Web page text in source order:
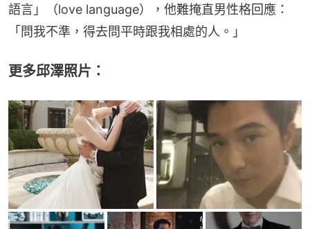
語言」（love language），他難掩直男性格回應：
「問我不準，得去問平時跟我相處的人。」
更多邱澤照片：